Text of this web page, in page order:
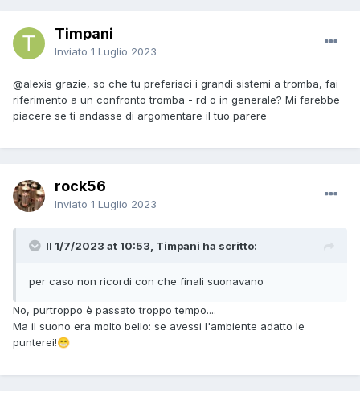
Timpani
Inviato 1 Luglio 2023
@alexis grazie, so che tu preferisci i grandi sistemi a tromba, fai
riferimento a un confronto tromba - rd o in generale? Mi farebbe
piacere se ti andasse di argomentare il tuo parere
rock56
Inviato 1 Luglio 2023
Il 1/7/2023 at 10:53, Timpani ha scritto:
per caso non ricordi con che finali suonavano
No, purtroppo è passato troppo tempo....
Ma il suono era molto bello: se avessi l'ambiente adatto le
punterei!😁